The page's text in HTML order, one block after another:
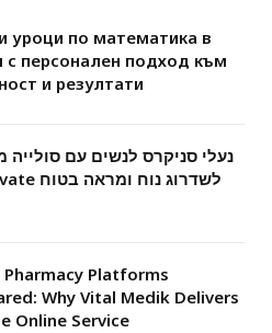
уроци по математика в
с персонален подход към
и резултати
נעלי סניקרס לנשים עם סולייה
של Elevate לשדרוג נוח ומראה בטוח
Pharmacy Platforms
Why Vital Medik Delivers
Online Service